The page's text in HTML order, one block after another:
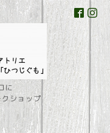
に
ショップ